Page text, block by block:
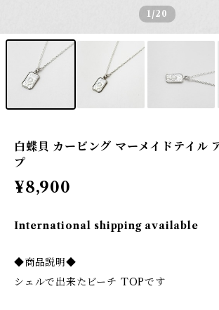
1 /20
白蝶貝 カービング マーメイドテイル
プ
¥8,900
International shipping available
◆商品説明◆
シェルで出来たビーチ TOPです